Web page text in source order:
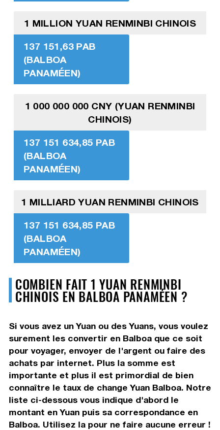
1 MILLION YUAN RENMINBI CHINOIS
137 151,63 PAB
(BALBOA
PANAMÉEN)
1 000 000 000 CNY (YUAN RENMINBI
CHINOIS)
137 151 634,85 PAB
(BALBOA
PANAMÉEN)
1 MILLIARD YUAN RENMINBI CHINOIS
137 151 634,85 PAB
(BALBOA
PANAMÉEN)
COMBIEN FAIT 1 YUAN RENMINBI
CHINOIS EN BALBOA PANAMÉEN ?
Si vous avez un Yuan ou des Yuans, vous voulez
surement les convertir en Balboa que ce soit
pour voyager, envoyer de l'argent ou faire des
achats par internet. Plus la somme est
importante et plus il est primordial de bien
connaître le taux de change Yuan Balboa. Notre
liste ci-dessous vous indique d'abord le
montant en Yuan puis sa correspondance en
Balboa. Utilisez la pour ne faire aucune erreur !